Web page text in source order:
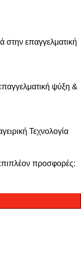
επαγγελματική
ψύξη &
Τεχνολογία
προσφορές: